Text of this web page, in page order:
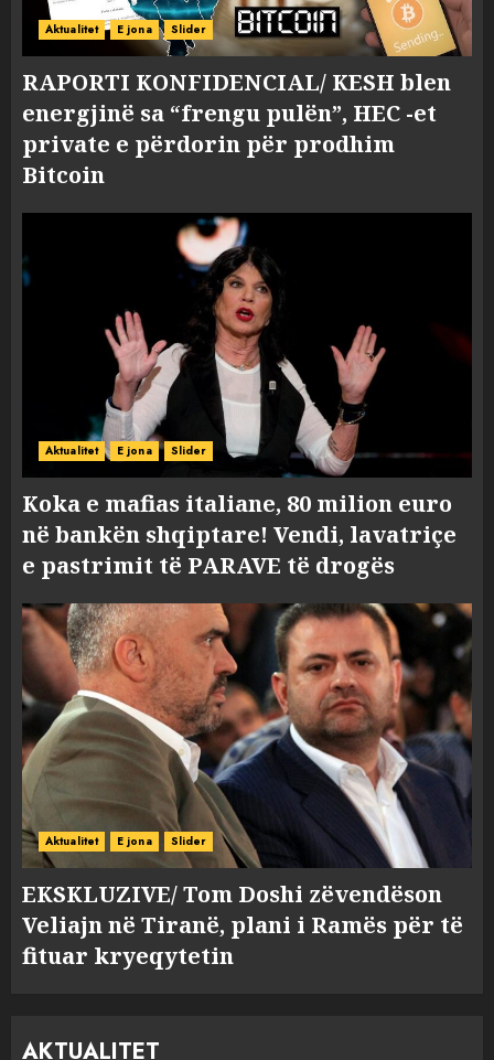
Aktualitet E jona Slider
RAPORTI KONFIDENCIAL/ KESH blen
energjinë sa “frengu pulën”, HEC -et
private e përdorin për prodhim
Bitcoin
Aktualitet E jona Slider
Koka e mafias italiane, 80 milion euro
në bankën shqiptare! Vendi, lavatriçe
e pastrimit të PARAVE të drogës
Aktualitet E jona Slider
EKSKLUZIVE/ Tom Doshi zëvendëson
Veliajn në Tiranë, plani i Ramës për të
fituar kryeqytetin
AKTUALITET